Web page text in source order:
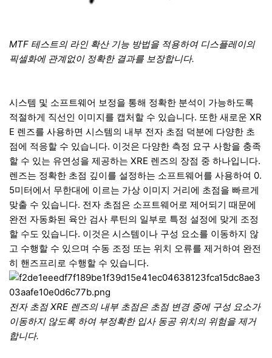
MTF 테스트의 라인 확산 기능 방법을 적용하여 디스플레이의
픽셀화에 관계없이 정확한 결과를 보장합니다.
시스템 및 소프트웨어 보정을 통해 정확한 분석이 가능하도록
적절하게 직선인 이미지를 캡처할 수 있습니다. 또한 새로운 XR
E 렌즈를 사용하면 시스템의 내부 전자 초점 덕분에 다양한 초
점에 적응할 수 있습니다. 이것은 다양한 측정 요구 사항을 충족
할 수 있는 유연성을 제공하는 XRE 렌즈의 장점 중 하나입니다.
렌즈는 정확한 초점 깊이를 설정하는 소프트웨어를 사용하여 0.
5미터에서 무한대에 이르는 가상 이미지 거리에 초점을 빠르게
맞출 수 있습니다. 전자 초점은 소프트웨어로 제어되기 때문에
완전 자동화된 육안 검사 루틴의 일부로 특정 설정에 맞게 조정
할 수도 있습니다. 이것은 시스템이나 구성 요소를 이동하지 않
고 수행할 수 있으며 수동 조정 또는 위치 오류를 제거하여 완전
히 핸즈프리로 수행할 수 있습니다.
전자 초점 XRE 렌즈의 내부 초점은 초점 변경 중에 구성 요소가
이동하지 않도록 하여 부정확한 입사 동공 위치의 위험을 제거
합니다.